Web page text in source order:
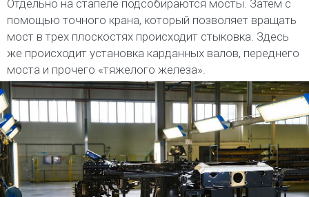
Отдельно на стапеле подсобираются мосты. Затем с
помощью точного крана, который позволяет вращать
мост в трех плоскостях происходит стыковка. Здесь
же происходит установка карданных валов, переднего
моста и прочего «тяжелого железа».